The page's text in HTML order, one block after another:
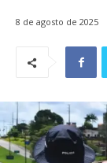
8 de agosto de 2025